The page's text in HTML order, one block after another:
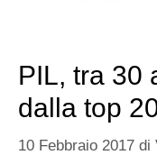
PIL, tra 30
dalla top
10 Febbraio 2017 di